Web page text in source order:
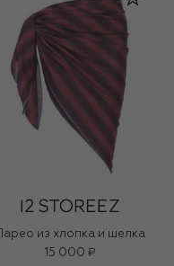
Парео из хлопка и шелка
15 000 ₽